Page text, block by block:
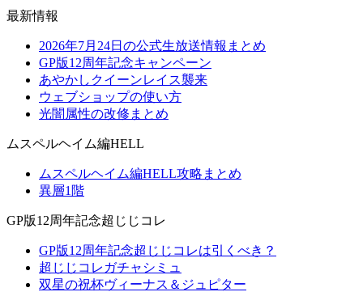
最新情報
2026年7月24日の公式生放送情報まとめ
GP版12周年記念キャンペーン
あやかしクイーンレイス襲来
ウェブショップの使い方
光闇属性の改修まとめ
ムスペルヘイム編HELL
ムスペルヘイム編HELL攻略まとめ
異層1階
GP版12周年記念超じじコレ
GP版12周年記念超じじコレは引くべき？
超じじコレガチャシミュ
双星の祝杯ヴィーナス＆ジュピター